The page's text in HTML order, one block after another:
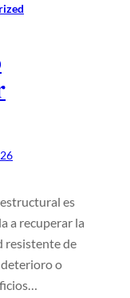
es
a recuperar la
resistente de
deterioro o